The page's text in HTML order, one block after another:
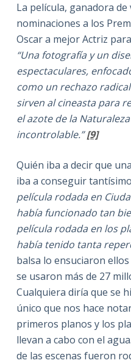
La película, ganadora
nominaciones a los
Oscar a mejor Actriz
“Una fotografía y un
espectaculares,
como un rechazo
sirven al cineasta para
el azote de la
incontrolable.”[9]
Quién iba a decir que
iba a conseguir
película rodada en
había funcionado tan
película rodada en los
había tenido tanta
balsa lo ensuciaron
se usaron más de 27
Cualquiera diría que se
único que nos hace
primeros planos y los
llevan a cabo con el
de las escenas fueron